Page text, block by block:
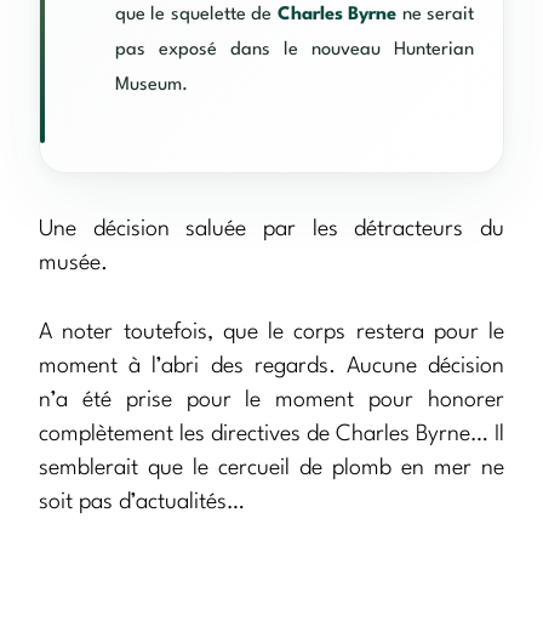
que le squelette de Charles Byrne ne serait
pas exposé dans le nouveau Hunterian
Museum.
Une décision saluée par les détracteurs du
musée.
A noter toutefois, que le corps restera pour le
moment à l’abri des regards. Aucune décision
n’a été prise pour le moment pour honorer
complètement les directives de Charles Byrne… Il
semblerait que le cercueil de plomb en mer ne
soit pas d’actualités…